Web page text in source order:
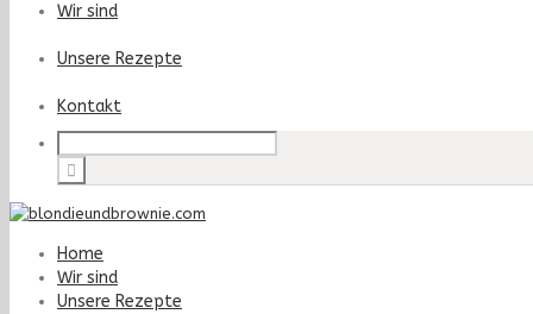
Wir sind
Unsere Rezepte
Kontakt
Home
Wir sind
Unsere Rezepte